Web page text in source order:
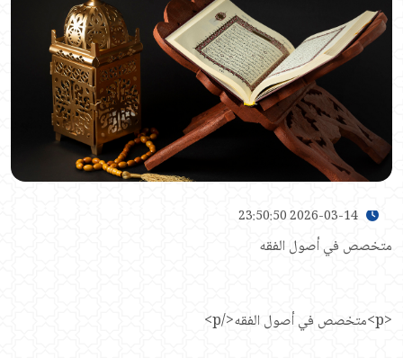
متخصص في أصول الفقه
<p>متخصص في أصول الفقه</p>